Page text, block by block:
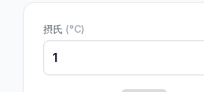
摂氏 (°C)